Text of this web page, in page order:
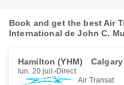
Book and get the best Air
International de John C.
Hamilton (YHM) Calgary
lun. 20 juil. Direct
Air Transat